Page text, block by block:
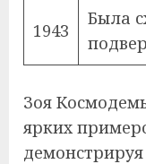
1943
Была
Зоя
ярких